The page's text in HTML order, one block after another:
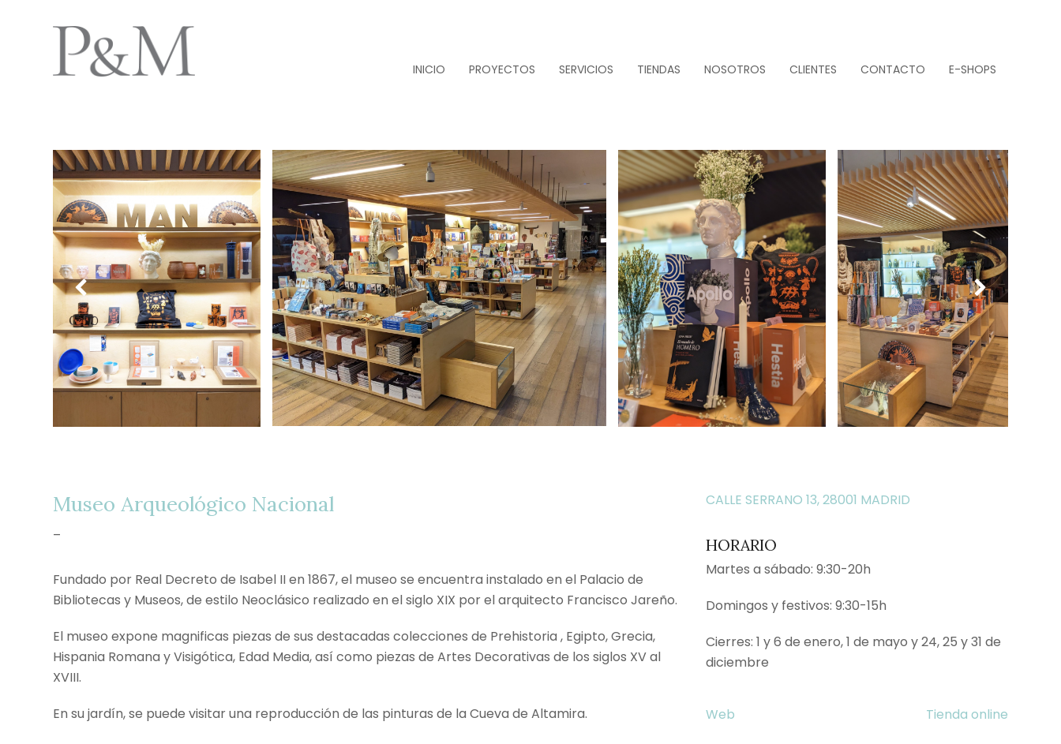
INICIO PROYECTOS SERVICIOS TIENDAS NOSOTROS CLIENTES CONTACTO E-SHOPS
Previous
Slide
Next
Slide
Museo Arqueológico Nacional
–
Fundado por Real Decreto de Isabel II en 1867, el museo se encuentra instalado en el Palacio de
Bibliotecas y Museos, de estilo Neoclásico realizado en el siglo XIX por el arquitecto Francisco Jareño.
El museo expone magnificas piezas de sus destacadas colecciones de Prehistoria , Egipto, Grecia,
Hispania Romana y Visigótica, Edad Media, así como piezas de Artes Decorativas de los siglos XV al
XVIII.
En su jardín, se puede visitar una reproducción de las pinturas de la Cueva de Altamira.
CALLE SERRANO 13, 28001 MADRID
HORARIO
Martes a sábado: 9:30-20h
Domingos y festivos: 9:30-15h
Cierres: 1 y 6 de enero, 1 de mayo y 24, 25 y 31 de
diciembre
Web Tienda online